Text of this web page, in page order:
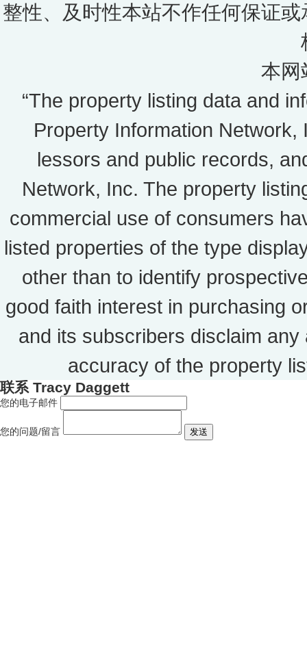
整性、及时性本站不作任何保证
本网
“The property listing data and
Property Information
lessors and public records,
Network, Inc. The property
commercial use of consumers
listed properties of the type
other than to identify
good faith interest in purchasing
and its subscribers disclaim
accuracy of the property
联系 Tracy Daggett
您的电子邮件
您的问题/留言 发送